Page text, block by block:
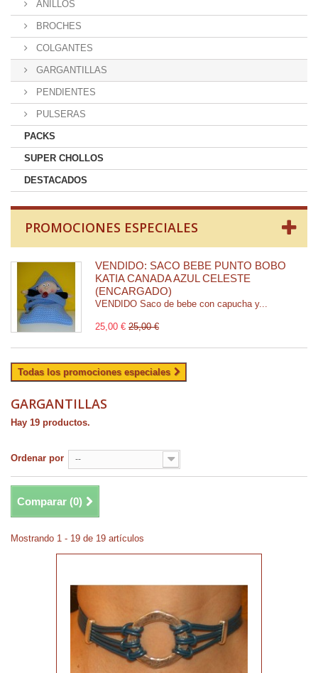
ANILLOS
BROCHES
COLGANTES
GARGANTILLAS
PENDIENTES
PULSERAS
PACKS
SUPER CHOLLOS
DESTACADOS
PROMOCIONES ESPECIALES
VENDIDO: SACO BEBE PUNTO BOBO
KATIA CANADA AZUL CELESTE
(ENCARGADO)
VENDIDO Saco de bebe con capucha y...
25,00 € 25,00 €
Todas los promociones especiales
GARGANTILLAS
Hay 19 productos.
Ordenar por --
Comparar (0)
Mostrando 1 - 19 de 19 artículos